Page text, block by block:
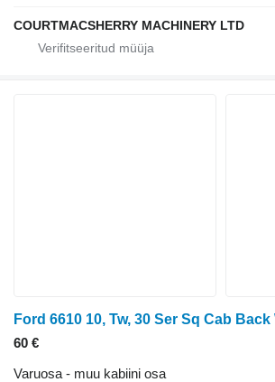
COURTMACSHERRY MACHINERY LTD
60 €
Varuosa - muu kabiini osa